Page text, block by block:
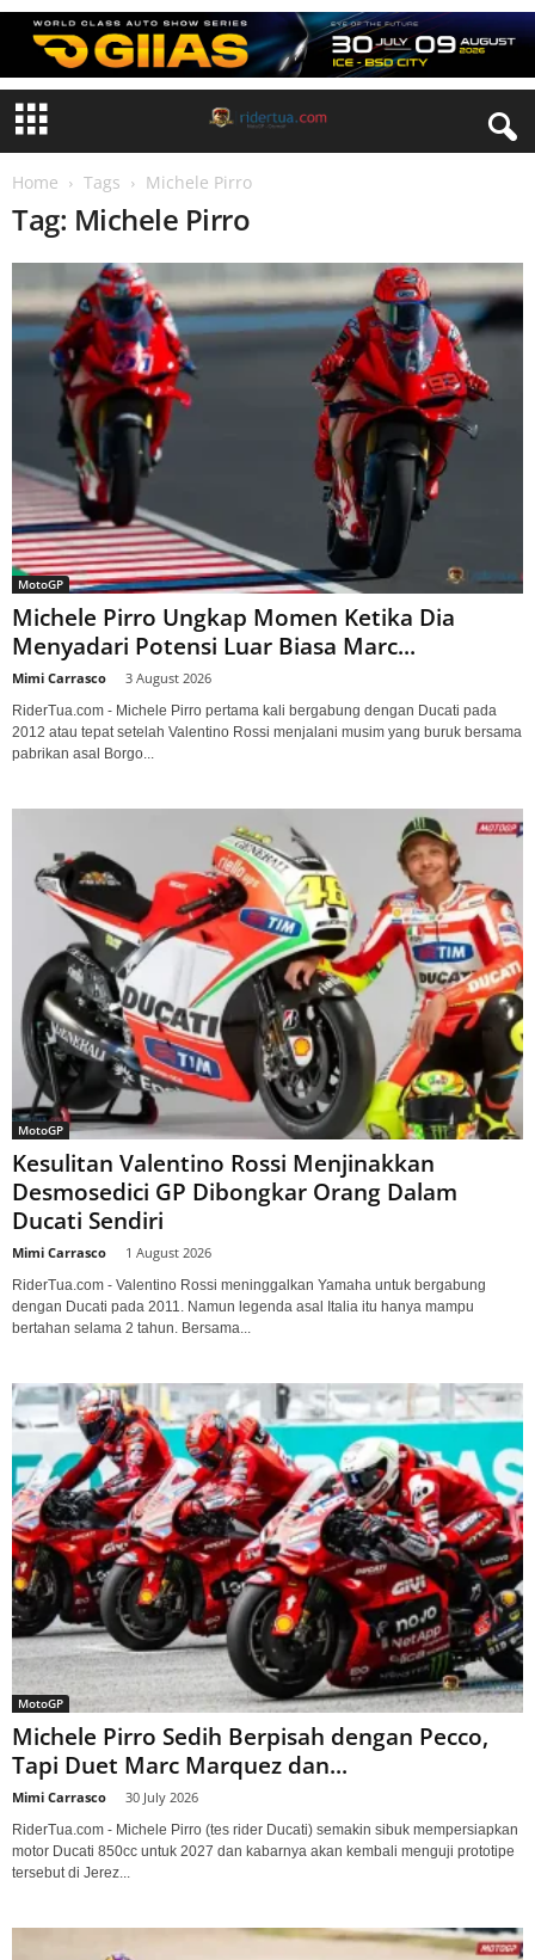
Home Tags Michele Pirro
Tag: Michele Pirro
MotoGP
Michele Pirro Ungkap Momen Ketika Dia
Menyadari Potensi Luar Biasa Marc...
Mimi Carrasco 3 August 2026
RiderTua.com - Michele Pirro pertama kali bergabung dengan Ducati pada
2012 atau tepat setelah Valentino Rossi menjalani musim yang buruk bersama
pabrikan asal Borgo...
MotoGP
Kesulitan Valentino Rossi Menjinakkan
Desmosedici GP Dibongkar Orang Dalam
Ducati Sendiri
Mimi Carrasco 1 August 2026
RiderTua.com - Valentino Rossi meninggalkan Yamaha untuk bergabung
dengan Ducati pada 2011. Namun legenda asal Italia itu hanya mampu
bertahan selama 2 tahun. Bersama...
MotoGP
Michele Pirro Sedih Berpisah dengan Pecco,
Tapi Duet Marc Marquez dan...
Mimi Carrasco 30 July 2026
RiderTua.com - Michele Pirro (tes rider Ducati) semakin sibuk mempersiapkan
motor Ducati 850cc untuk 2027 dan kabarnya akan kembali menguji prototipe
tersebut di Jerez...